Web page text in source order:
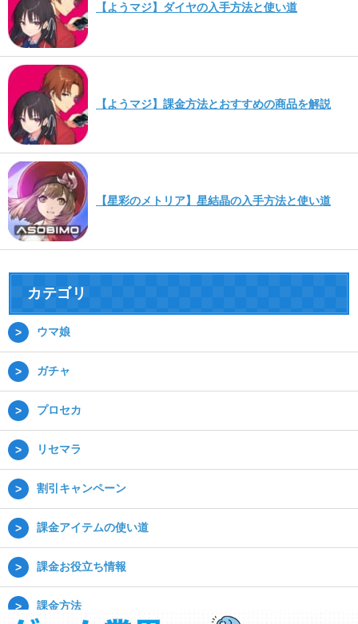
【ようマジ】ダイヤの入手方法と使い道
【ようマジ】課金方法とおすすめの商品を解説
【星彩のメトリア】星結晶の入手方法と使い道
カテゴリ
ウマ娘
ガチャ
プロセカ
リセマラ
割引キャンペーン
課金アイテムの使い道
課金お役立ち情報
課金方法